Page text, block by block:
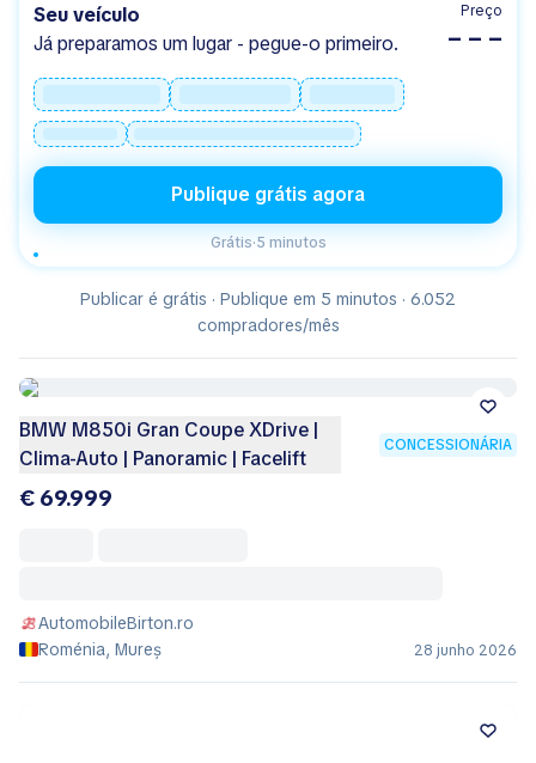
Seu veículo
Já preparamos um lugar - pegue-o primeiro.
Preço
– – –
Publique grátis agora
Grátis·5 minutos
Publicar é grátis · Publique em 5 minutos · 6.052
compradores/mês
BMW M850i Gran Coupe XDrive |
Clima-Auto | Panoramic | Facelift
CONCESSIONÁRIA
€ 69.999
AutomobileBirton.ro
Roménia, Mureș
28 junho 2026